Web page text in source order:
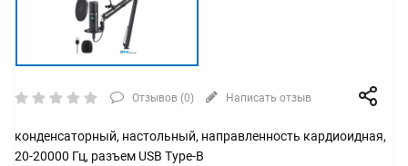
Отзывов (0) Написать отзыв
конденсаторный, настольный, направленность кардиоидная,
20-20000 Гц, разъем USB Type-B